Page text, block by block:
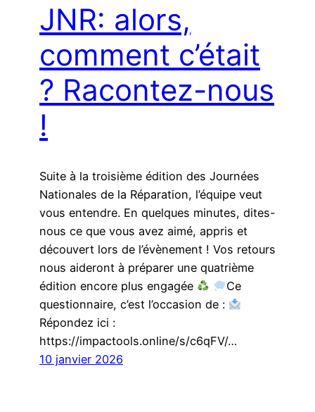
JNR: alors,
comment c’était
? Racontez-nous
!
Suite à la troisième édition des Journées
Nationales de la Réparation, l’équipe veut
vous entendre. En quelques minutes, dites-
nous ce que vous avez aimé, appris et
découvert lors de l’évènement ! Vos retours
nous aideront à préparer une quatrième
édition encore plus engagée
Ce
questionnaire, c’est l’occasion de :
Répondez ici :
https://impactools.online/s/c6qFV/…
10 janvier 2026